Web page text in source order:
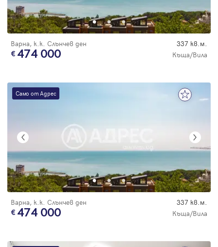
Варна, к.к. Слънчев ден 337 кв.м.
474 000 Къща/Вила
Само от Адрес
Варна, к.к. Слънчев ден 337 кв.м.
474 000 Къща/Вила
Парола